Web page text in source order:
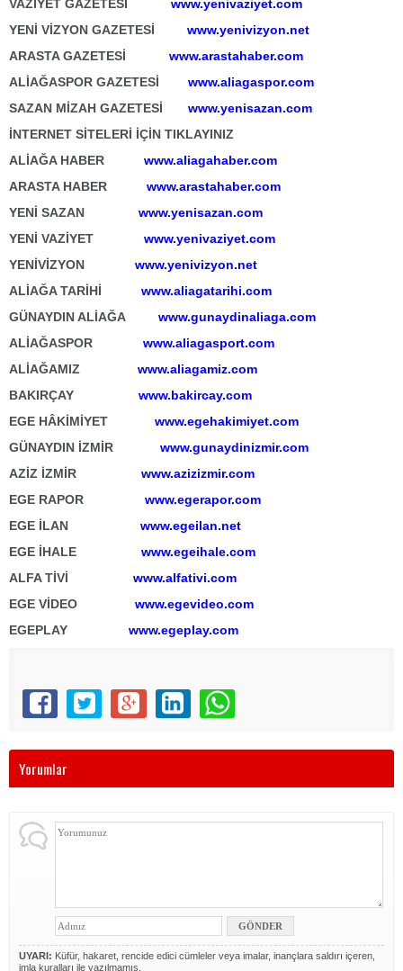
VAZİYET GAZETESİ www.yenivaziyet.com
YENİ VİZYON GAZETESİ www.yenivizyon.net
ARASTA GAZETESİ www.arastahaber.com
ALİAĞASPOR GAZETESİ www.aliagaspor.com
SAZAN MİZAH GAZETESİ www.yenisazan.com
İNTERNET SİTELERİ İÇİN TIKLAYINIZ
ALİAĞA HABER www.aliagahaber.com
ARASTA HABER www.arastahaber.com
YENİ SAZAN www.yenisazan.com
YENİ VAZİYET www.yenivaziyet.com
YENİVİZYON www.yenivizyon.net
ALİAĞA TARİHİ www.aliagatarihi.com
GÜNAYDIN ALİAĞA www.gunaydinaliaga.com
ALİAĞASPOR www.aliagasport.com
ALİAĞAMIZ www.aliagamiz.com
BAKIRÇAY www.bakircay.com
EGE HÂKİMİYET www.egehakimiyet.com
GÜNAYDIN İZMİR www.gunaydinizmir.com
AZİZ İZMİR www.azizizmir.com
EGE RAPOR www.egerapor.com
EGE İLAN www.egeilan.net
EGE İHALE www.egeihale.com
ALFA TİVİ www.alfativi.com
EGE VİDEO www.egevideo.com
EGEPLAY www.egeplay.com
Yorumlar
UYARI: Küfür, hakaret, rencide edici cümleler veya imalar, inançlara saldırı içeren,
imla kuralları ile yazılmamış,